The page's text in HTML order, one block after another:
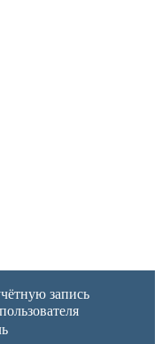
запись